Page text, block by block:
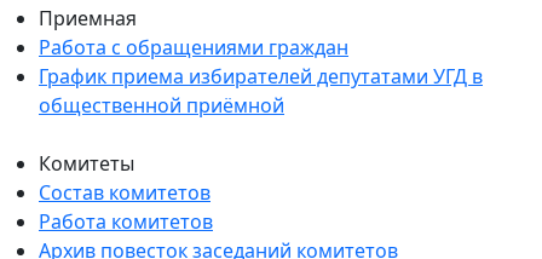
Приемная
Работа с обращениями граждан
График приема избирателей депутатами УГД в
общественной приёмной
Комитеты
Состав комитетов
Работа комитетов
Архив повесток заседаний комитетов